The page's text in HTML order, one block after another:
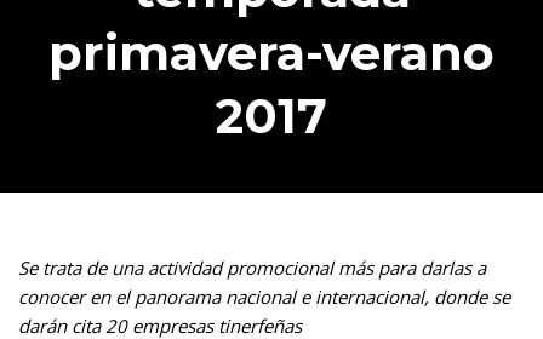
primavera-verano
2017
Se trata de una actividad promocional más para darlas a
conocer en el panorama nacional e internacional, donde se
darán cita 20 empresas tinerfeñas